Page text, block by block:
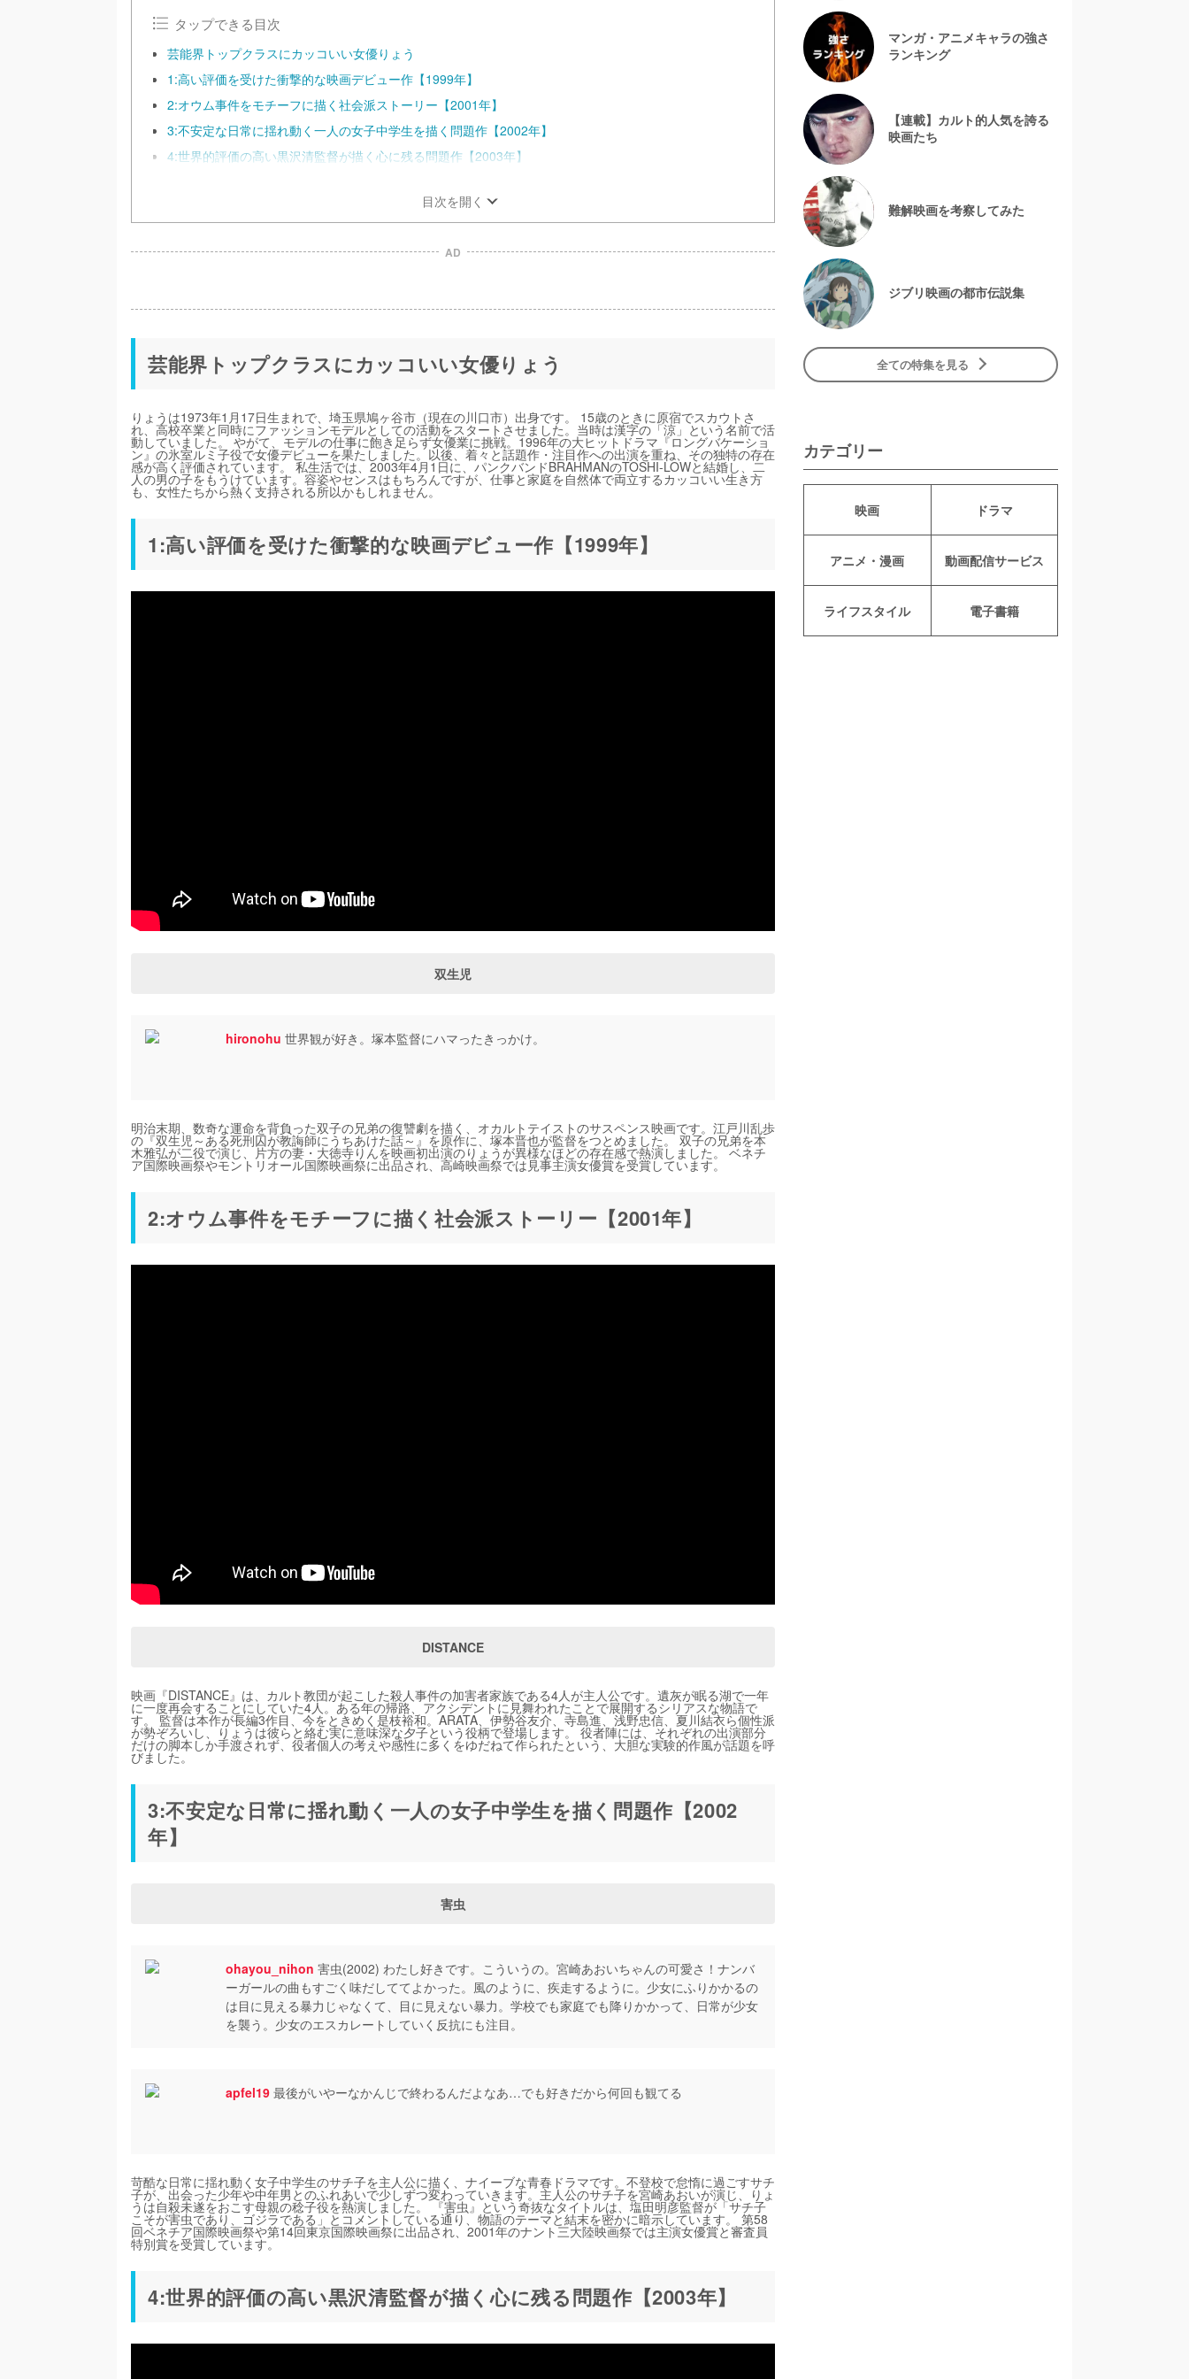
タップできる目次
芸能界トップクラスにカッコいい女優りょう
1:高い評価を受けた衝撃的な映画デビュー作【1999年】
2:オウム事件をモチーフに描く社会派ストーリー【2001年】
3:不安定な日常に揺れ動く一人の女子中学生を描く問題作【2002年】
4:世界的評価の高い黒沢清監督が描く心に残る問題作【2003年】
目次を開く
AD
芸能界トップクラスにカッコいい女優りょう
りょうは1973年1月17日生まれで、埼玉県鳩ヶ谷市（現在の川口市）出身です。 15歳のときに原宿でスカウトさ
れ、高校卒業と同時にファッションモデルとしての活動をスタートさせました。当時は漢字の「涼」という名前で活
動していました。 やがて、モデルの仕事に飽き足らず女優業に挑戦。1996年の大ヒットドラマ『ロングバケーショ
ン』の氷室ルミ子役で女優デビューを果たしました。以後、着々と話題作・注目作への出演を重ね、その独特の存在
感が高く評価されています。 私生活では、2003年4月1日に、パンクバンドBRAHMANのTOSHI-LOWと結婚し、二
人の男の子をもうけています。容姿やセンスはもちろんですが、仕事と家庭を自然体で両立するカッコいい生き方
も、女性たちから熱く支持される所以かもしれません。
1:高い評価を受けた衝撃的な映画デビュー作【1999年】
双生児
hironohu 世界観が好き。塚本監督にハマったきっかけ。
明治末期、数奇な運命を背負った双子の兄弟の復讐劇を描く、オカルトテイストのサスペンス映画です。江戸川乱歩
の『双生児～ある死刑囚が教誨師にうちあけた話～』を原作に、塚本晋也が監督をつとめました。 双子の兄弟を本
木雅弘が二役で演じ、片方の妻・大徳寺りんを映画初出演のりょうが異様なほどの存在感で熱演しました。 ベネチ
ア国際映画祭やモントリオール国際映画祭に出品され、高崎映画祭では見事主演女優賞を受賞しています。
2:オウム事件をモチーフに描く社会派ストーリー【2001年】
DISTANCE
映画『DISTANCE』は、カルト教団が起こした殺人事件の加害者家族である4人が主人公です。遺灰が眠る湖で一年
に一度再会することにしていた4人。ある年の帰路、アクシデントに見舞われたことで展開するシリアスな物語で
す。 監督は本作が長編3作目、今をときめく是枝裕和。ARATA、伊勢谷友介、寺島進、浅野忠信、夏川結衣ら個性派
が勢ぞろいし、りょうは彼らと絡む実に意味深な夕子という役柄で登場します。 役者陣には、それぞれの出演部分
だけの脚本しか手渡されず、役者個人の考えや感性に多くをゆだねて作られたという、大胆な実験的作風が話題を呼
びました。
3:不安定な日常に揺れ動く一人の女子中学生を描く問題作【2002
年】
害虫
ohayou_nihon 害虫(2002) わたし好きです。こういうの。宮崎あおいちゃんの可愛さ！ナンバ
ーガールの曲もすごく味だしててよかった。風のように、疾走するように。少女にふりかかるの
は目に見える暴力じゃなくて、目に見えない暴力。学校でも家庭でも降りかかって、日常が少女
を襲う。少女のエスカレートしていく反抗にも注目。
apfel19 最後がいやーなかんじで終わるんだよなあ…でも好きだから何回も観てる
苛酷な日常に揺れ動く女子中学生のサチ子を主人公に描く、ナイーブな青春ドラマです。不登校で怠惰に過ごすサチ
子が、出会った少年や中年男とのふれあいで少しずつ変わっていきます。主人公のサチ子を宮崎あおいが演じ、りょ
うは自殺未遂をおこす母親の稔子役を熱演しました。 『害虫』という奇抜なタイトルは、塩田明彦監督が「サチ子
こそが害虫であり、ゴジラである」とコメントしている通り、物語のテーマと結末を密かに暗示しています。 第58
回ベネチア国際映画祭や第14回東京国際映画祭に出品され、2001年のナント三大陸映画祭では主演女優賞と審査員
特別賞を受賞しています。
4:世界的評価の高い黒沢清監督が描く心に残る問題作【2003年】
マンガ・アニメキャラの強さ
ランキング
【連載】カルト的人気を誇る
映画たち
難解映画を考察してみた
ジブリ映画の都市伝説集
全ての特集を見る
カテゴリー
映画 ドラマ
アニメ・漫画 動画配信サービス
ライフスタイル 電子書籍